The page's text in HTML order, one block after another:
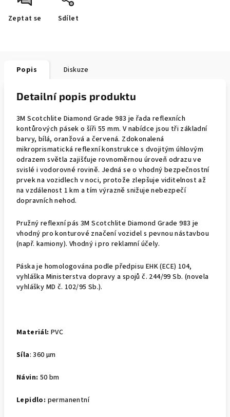
Zeptat se Sdílet
Popis Diskuze
Detailní popis produktu
3M Scotchlite Diamond Grade 983 je řada reflexních
kontůrových pásek o šíři 55 mm. V nabídce jsou tři základní
barvy, bílá, oranžová a červená. Zdokonalená
mikroprismatická reflexní konstrukce s dvojitým úhlovým
odrazem světla zajišťuje rovnoměrnou úroveň odrazu ve
svislé i vodorovné rovině. Jedná se o vhodný bezpečnostní
prvek na vozidlech v noci, protože zlepšuje viditelnost až
na vzdálenost 1 km a tím výrazně snižuje nebezpečí
dopravních nehod.
Pružný reflexní pás 3M Scotchlite Diamond Grade 983 je
vhodný pro konturové značení vozidel s pevnou nástavbou
(např. kamiony). Vhodný i pro reklamní účely.
Páska je homologována podle předpisu EHK (ECE) 104,
vyhláška Ministerstva dopravy a spojů č. 244/99 Sb. (novela
vyhlášky MD č. 102/95 Sb.).
Materiál: PVC
Síla: 360 μm
Návin: 50 bm
Lepidlo: permanentní